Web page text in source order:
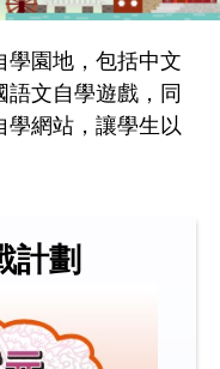
學園地，包括中文
文自學遊戲，同
學網站，讓學生以
計劃